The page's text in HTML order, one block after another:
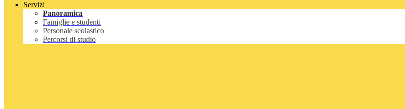
Servizi
Panoramica
Famiglie e studenti
Personale scolastico
Percorsi di studio